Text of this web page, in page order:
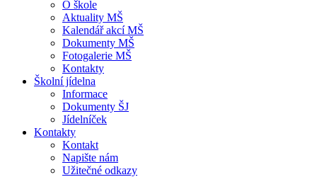
O škole
Aktuality MŠ
Kalendář akcí MŠ
Dokumenty MŠ
Fotogalerie MŠ
Kontakty
Školní jídelna
Informace
Dokumenty ŠJ
Jídelníček
Kontakty
Kontakt
Napište nám
Užitečné odkazy